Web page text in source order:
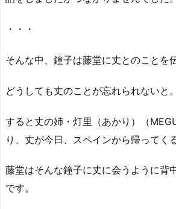
・・・
そんな中、鐘子は藤堂に丈とのことを
どうしても丈のことが忘れられないと。
すると丈の姉・灯里（あかり）（
り、丈が今日、スペインから帰ってく
藤堂はそんな鐘子に丈に会うように背
です。